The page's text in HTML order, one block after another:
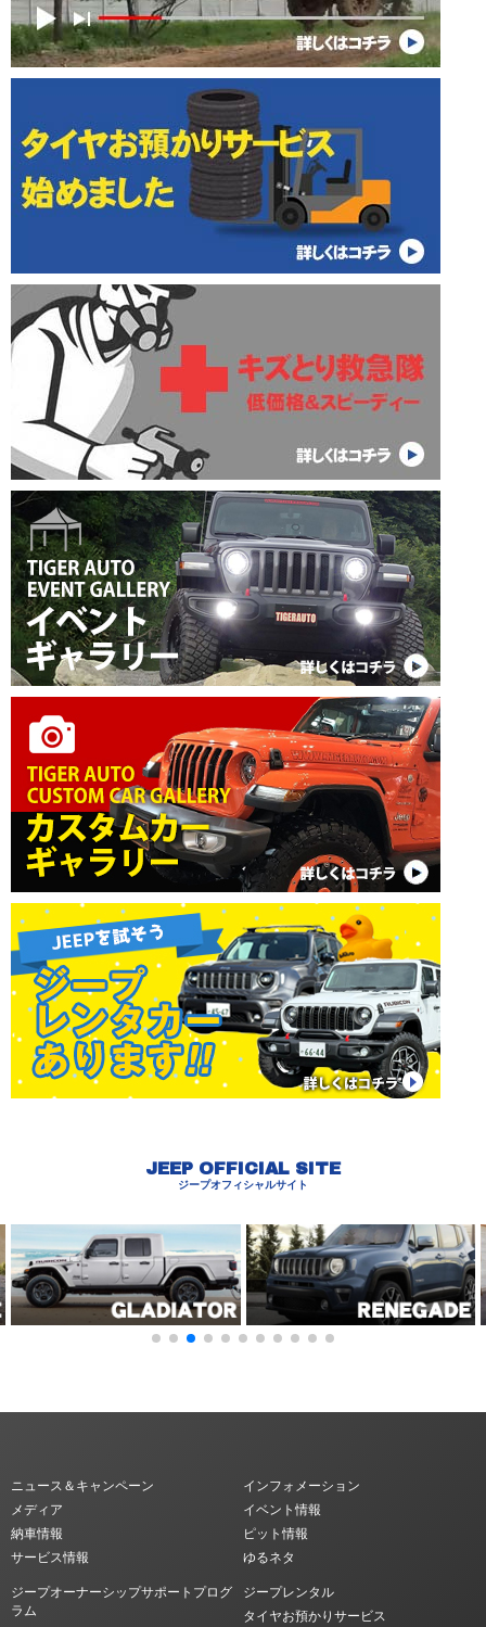
JEEP OFFICIAL SITE
ジープオフィシャルサイト
ニュース＆キャンペーン
インフォメーション
メディア
イベント情報
納車情報
ピット情報
サービス情報
ゆるネタ
ジープオーナーシップサポートプログ
ラム
ジープレンタル
タイヤお預かりサービス